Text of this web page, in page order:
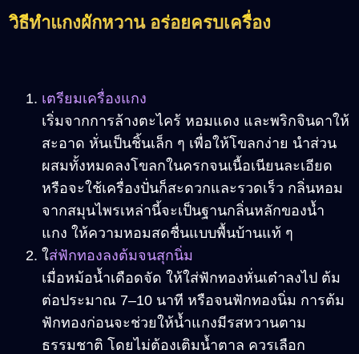
วิธีทำแกงผักหวาน อร่อยครบเครื่อง
เตรียมเครื่องแกง
เริ่มจากการล้างตะไคร้ หอมแดง และพริกจินดาให้
สะอาด หั่นเป็นชิ้นเล็ก ๆ เพื่อให้โขลกง่าย นำส่วน
ผสมทั้งหมดลงโขลกในครกจนเนื้อเนียนละเอียด
หรือจะใช้เครื่องปั่นก็สะดวกและรวดเร็ว กลิ่นหอม
จากสมุนไพรเหล่านี้จะเป็นฐานกลิ่นหลักของน้ำ
แกง ให้ความหอมสดชื่นแบบพื้นบ้านแท้ ๆ
ใส่ฟักทองลงต้มจนสุกนิ่ม
เมื่อหม้อน้ำเดือดจัด ให้ใส่ฟักทองหั่นเต๋าลงไป ต้ม
ต่อประมาณ 7–10 นาที หรือจนฟักทองนิ่ม การต้ม
ฟักทองก่อนจะช่วยให้น้ำแกงมีรสหวานตาม
ธรรมชาติ โดยไม่ต้องเติมน้ำตาล ควรเลือก